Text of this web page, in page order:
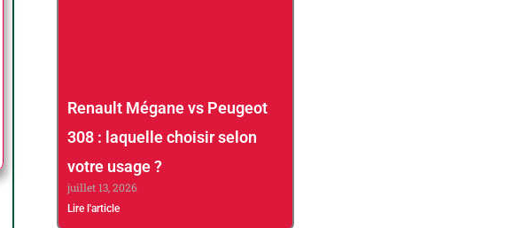
Renault Mégane vs Peugeot
308 : laquelle choisir selon
votre usage ?
juillet 13, 2026
Lire l'article